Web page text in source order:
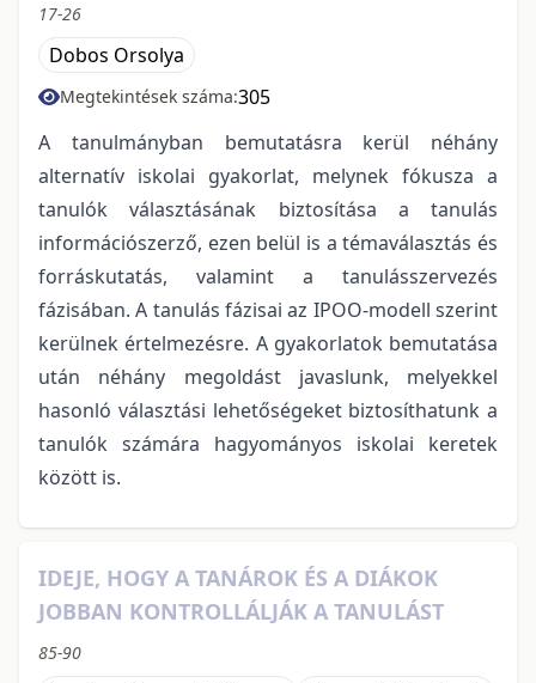
17-26
Dobos Orsolya
Megtekintések száma:305
A tanulmányban bemutatásra kerül néhány
alternatív iskolai gyakorlat, melynek fókusza a
tanulók választásának biztosítása a tanulás
információszerző, ezen belül is a témaválasztás és
forráskutatás, valamint a tanulásszervezés
fázisában. A tanulás fázisai az IPOO-modell szerint
kerülnek értelmezésre. A gyakorlatok bemutatása
után néhány megoldást javaslunk, melyekkel
hasonló választási lehetőségeket biztosíthatunk a
tanulók számára hagyományos iskolai keretek
között is.
IDEJE, HOGY A TANÁROK ÉS A DIÁKOK
JOBBAN KONTROLLÁLJÁK A TANULÁST
85-90